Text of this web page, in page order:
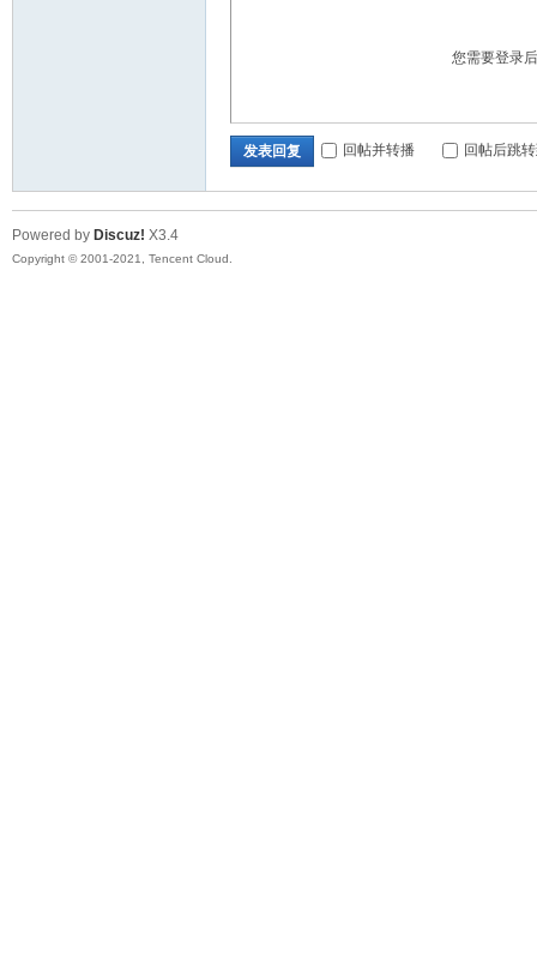
您需要登录
发表回复 回帖并转播 回帖后跳
Powered by Discuz! X3.4
Copyright © 2001-2021, Tencent Cloud.